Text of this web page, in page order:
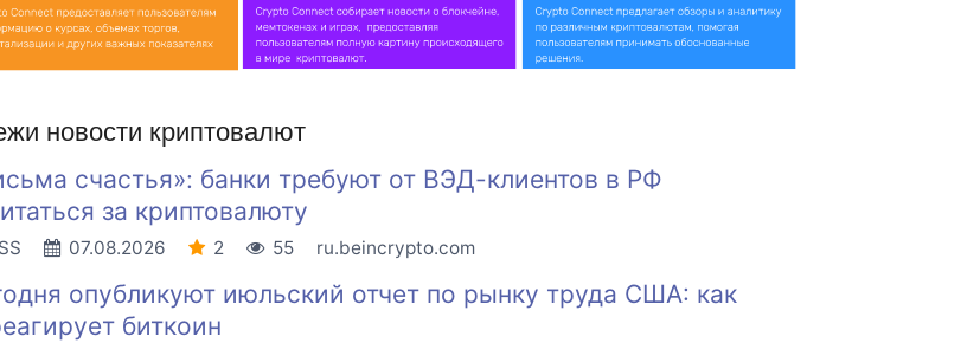
новости криптовалют
счастья»: банки требуют от ВЭД-клиентов в РФ
за криптовалюту
07.08.2026 2 55 ru.beincrypto.com
опубликуют июльский отчет по рынку труда США: как
биткоин